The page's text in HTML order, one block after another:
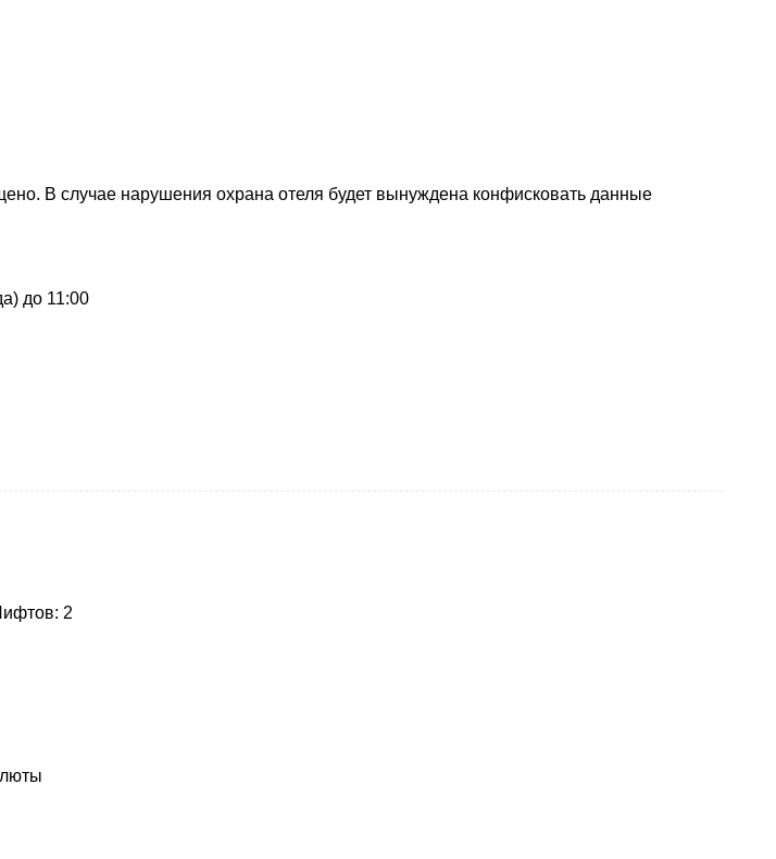
В случае нарушения охрана отеля будет вынуждена конфисковать данные
до 11:00
2